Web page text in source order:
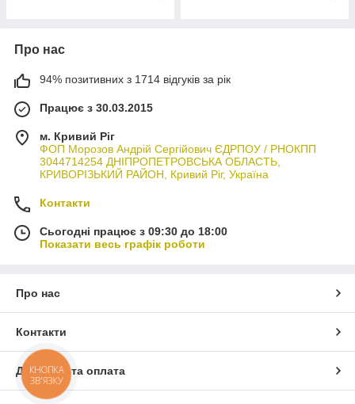
Про нас
94% позитивних з 1714 відгуків за рік
Працює з 30.03.2015
м. Кривий Ріг
ФОП Морозов Андрій Сергійович ЄДРПОУ / РНОКПП
3044714254 ДНІПРОПЕТРОВСЬКА ОБЛАСТЬ,
КРИВОРІЗЬКИЙ РАЙОН, Кривий Ріг, Україна
Контакти
Сьогодні працює з 09:30 до 18:00
Показати весь графік роботи
Про нас
Контакти
Доставка та оплата
КНОПКА
ЗВ'ЯЗКУ